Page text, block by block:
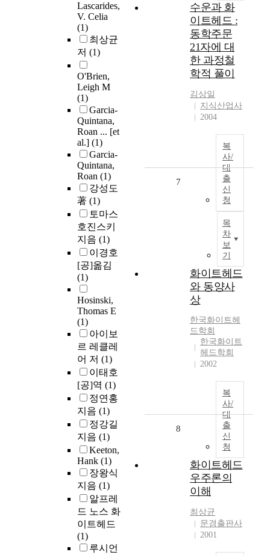
Lascarides,
V. Celia
(1)
최상균
저 (1)
O'Brien,
Leigh M
(1)
Garcia-
Quintana,
Roan ... [et
al.] (1)
Garcia-
Quintana,
Roan (1)
강성도
著 (1)
토마스
호진스키
지음 (1)
이경호
[공]옮김
(1)
Hosinski,
Thomas E
(1)
아이보
르 레클레
어 저 (1)
이태호
[공]역 (1)
정연홍
지음 (1)
정강길
지음 (1)
Keeton,
Hank (1)
장왕식
지음 (1)
알프레
드 노스 화
이트헤드
(1)
루시언
수운과 화
이트헤드 :
동학주문
21자에 대
한 과정철
학적 풀이
김상일
지식산업사
2004
복
사/
대
출
신
청
목
차
보
기
7
화이트헤드
와 동양사
상
한국화이트헤
드학회
한국화이트
헤드학회
2002
복
사/
대
출
신
청
8
화이트헤드
우주론의
이해
최상균
문경출판사
2001